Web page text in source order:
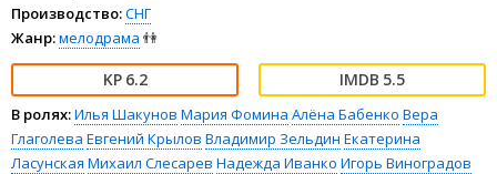
Производство:СНГ
Жанр:мелодрама 👫
6.2 5.5
В ролях:Илья Шакунов Мария Фомина Алёна Бабенко Вера
Глаголева Евгений Крылов Владимир Зельдин Екатерина
Ласунская Михаил Слесарев Надежда Иванко Игорь Виноградов